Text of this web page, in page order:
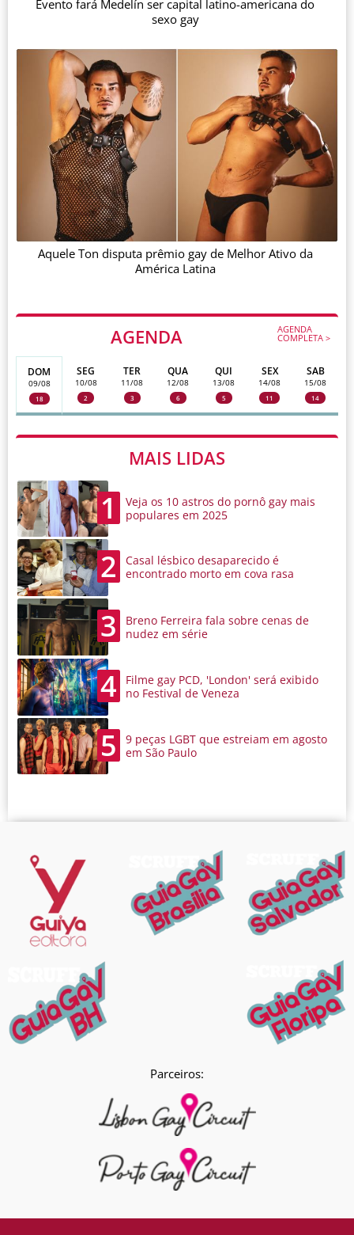
AGENDA AGENDA
COMPLETA >
DOM
09/08
18
SEG
10/08
2
TER
11/08
3
QUA
12/08
6
QUI
13/08
5
SEX
14/08
11
SAB
15/08
14
MAIS LIDAS
1
Veja os 10 astros do pornô gay mais
populares em 2025
2
Casal lésbico desaparecido é
encontrado morto em cova rasa
3
Breno Ferreira fala sobre cenas de
nudez em série
4
Filme gay PCD, 'London' será exibido
no Festival de Veneza
5
9 peças LGBT que estreiam em agosto
em São Paulo
Evento fará Medelín ser capital latino-americana do
sexo gay
Aquele Ton disputa prêmio gay de Melhor Ativo da
América Latina
Parceiros: